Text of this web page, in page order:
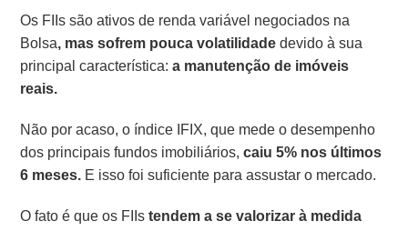
Os FIIs são ativos de renda variável negociados na
Bolsa, mas sofrem pouca volatilidadedevido à sua
principal característica: a manutenção de imóveis
reais.
Não por acaso, o índice IFIX, que mede o desempenho
dos principais fundos imobiliários,caiu 5% nos últimos
6 meses. E isso foi suficiente para assustar o mercado.
O fato é que os FIIstendem a se valorizar à medida